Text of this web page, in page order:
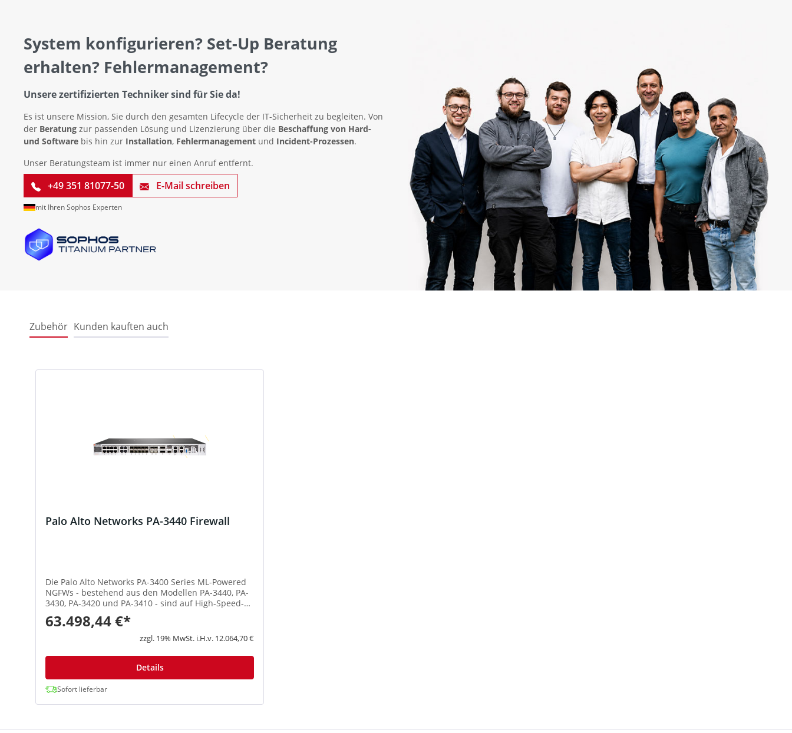
System konfigurieren? Set-Up Beratung
erhalten? Fehlermanagement?
Unsere zertifizierten Techniker sind für Sie da!
Es ist unsere Mission, Sie durch den gesamten Lifecycle der IT-Sicherheit zu begleiten. Von
der Beratung zur passenden Lösung und Lizenzierung über die Beschaffung von Hard-
und Software bis hin zur Installation, Fehlermanagement und Incident-Prozessen.
Unser Beratungsteam ist immer nur einen Anruf entfernt.
+49 351 81077-50 E-Mail schreiben
mit Ihren Sophos Experten
Zubehör Kunden kauften auch
Palo Alto Networks PA-3440 Firewall
Die Palo Alto Networks PA-3400 Series ML-Powered
NGFWs - bestehend aus den Modellen PA-3440, PA-
3430, PA-3420 und PA-3410 - sind auf High-Speed-
Internet-Gateway-Implementierungen ausgerichtet.
Die Appliances der PA-3400-Serie sichern den
gesamten Datenverkehr, einschließlich des
verschlüsselten Datenverkehrs, und nutzen
dedizierte Verarbeitungs- und Speicherkapazitäten
für Netzwerke, Sicherheit, Bedrohungsabwehr und
Verwaltung. Highlights Erweitert die Sichtbarkeit
und Sicherheit auf alle Geräte, einschließlich nicht
passivem Modus Liefert vorhersehbare Leistung mit
63.498,44 €*
zzgl. 19% MwSt. i.H.v. 12.064,70 €
Details
Sofort lieferbar